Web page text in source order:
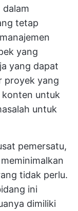
dalam
tetap
yang
yang dapat
proyek yang
untuk
untuk
pemersatu,
tidak perlu.
ini
dimiliki